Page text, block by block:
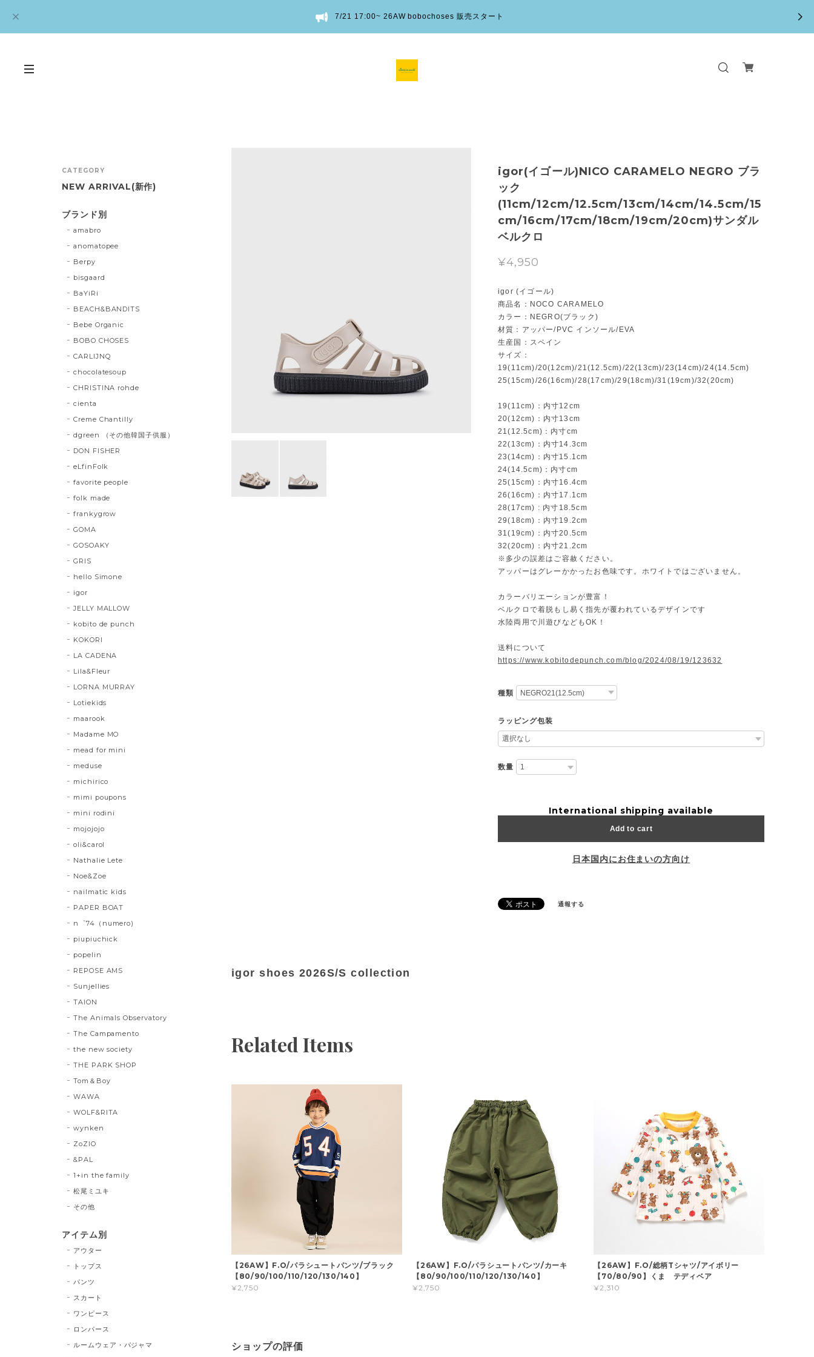
7/21 17:00~ 26AW bobochoses 販売スタート
igor(イゴール)NICO CARAMELO NEGRO ブラ
ック
(11cm/12cm/12.5cm/13cm/14cm/14.5cm/15
cm/16cm/17cm/18cm/19cm/20cm)サンダル
ベルクロ
¥4,950
igor (イゴール)
商品名：NOCO CARAMELO
カラー：NEGRO(ブラック)
材質：アッパー/PVC インソール/EVA
生産国：スペイン
サイズ：
19(11cm)/20(12cm)/21(12.5cm)/22(13cm)/23(14cm)/24(14.5cm)
25(15cm)/26(16cm)/28(17cm)/29(18cm)/31(19cm)/32(20cm)
19(11cm)：内寸12cm
20(12cm)：内寸13cm
21(12.5cm)：内寸cm
22(13cm)：内寸14.3cm
23(14cm)：内寸15.1cm
24(14.5cm)：内寸cm
25(15cm)：内寸16.4cm
26(16cm)：内寸17.1cm
28(17cm) : 内寸18.5cm
29(18cm)：内寸19.2cm
31(19cm)：内寸20.5cm
32(20cm)：内寸21.2cm
※多少の誤差はご容赦ください。
アッパーはグレーかかったお色味です。ホワイトではございません。
カラーバリエーションが豊富！
ベルクロで着脱もし易く指先が覆われているデザインです
水陸両用で川遊びなどもOK！
送料について
https://www.kobitodepunch.com/blog/2024/08/19/123632
種類
ラッピング包装
数量
International shipping available
Add to cart
日本国内にお住まいの方向け
通報する
igor shoes 2026S/S collection
Related Items
【26AW】F.O/パラシュートパンツ/ブラック
【80/90/100/110/120/130/140】
¥2,750
【26AW】F.O/パラシュートパンツ/カーキ
【80/90/100/110/120/130/140】
¥2,750
【26AW】F.O/総柄Tシャツ/アイボリー
【70/80/90】くま テディベア
¥2,310
ショップの評価
CATEGORY
NEW ARRIVAL(新作)
ブランド別
amabro
anomatopee
Berpy
bisgaard
BaYiRi
BEACH&BANDITS
Bebe Organic
BOBO CHOSES
CARLIJNQ
chocolatesoup
CHRISTINA rohde
cienta
Creme Chantilly
dgreen （その他韓国子供服）
DON FISHER
eLfinFolk
favorite people
folk made
frankygrow
GOMA
GOSOAKY
GRIS
hello Simone
igor
JELLY MALLOW
kobito de punch
KOKORI
LA CADENA
Lila&Fleur
LORNA MURRAY
Lotiekids
maarook
Madame MO
mead for mini
meduse
michirico
mimi poupons
mini rodini
mojojojo
oli&carol
Nathalie Lete
Noe&Zoe
nailmatic kids
PAPER BOAT
n゜74（numero)
piupiuchick
popelin
REPOSE AMS
Sunjellies
TAION
The Animals Observatory
The Campamento
the new society
THE PARK SHOP
Tom＆Boy
WAWA
WOLF&RITA
wynken
ZoZIO
&PAL
1+in the family
松尾ミユキ
その他
アイテム別
アウター
トップス
パンツ
スカート
ワンピース
ロンパース
ルームウェア・パジャマ